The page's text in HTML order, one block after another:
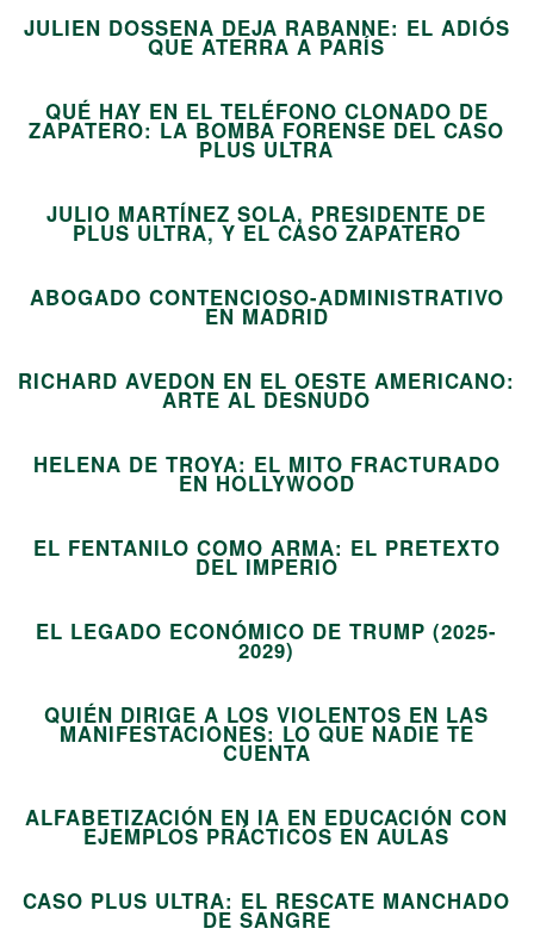
JULIEN DOSSENA DEJA RABANNE: EL ADIÓS
QUE ATERRA A PARÍS
QUÉ HAY EN EL TELÉFONO CLONADO DE
ZAPATERO: LA BOMBA FORENSE DEL CASO
PLUS ULTRA
JULIO MARTÍNEZ SOLA, PRESIDENTE DE
PLUS ULTRA, Y EL CASO ZAPATERO07
ABOGADO CONTENCIOSO-ADMINISTRATIVO
EN MADRID
RICHARD AVEDON EN EL OESTE AMERICANO:
ARTE AL DESNUDO
HELENA DE TROYA: EL MITO FRACTURADO
EN HOLLYWOOD
EL FENTANILO COMO ARMA: EL PRETEXTO
DEL IMPERIO
EL LEGADO ECONÓMICO DE TRUMP (2025-
2029)
QUIÉN DIRIGE A LOS VIOLENTOS EN LAS
MANIFESTACIONES: LO QUE NADIE TE
CUENTA
ALFABETIZACIÓN EN IA EN EDUCACIÓN CON
EJEMPLOS PRÁCTICOS EN AULAS
CASO PLUS ULTRA: EL RESCATE MANCHADO
DE SANGRE